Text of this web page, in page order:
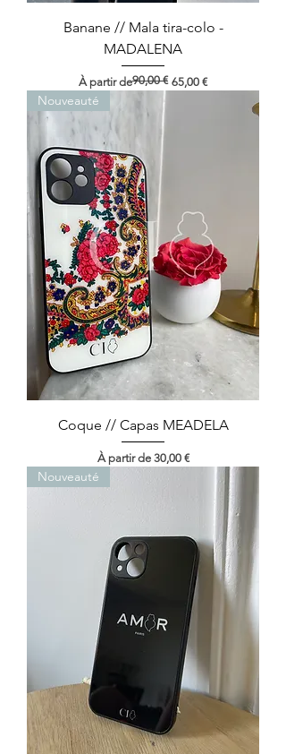
Banane // Mala tira-colo -
MADALENA
À partir de
Prix original90,00 € 65,00 €
Prix promotionnel
Nouveauté
Coque // Capas MEADELA
À partir de 30,00 €
Prix promotionnel
Nouveauté